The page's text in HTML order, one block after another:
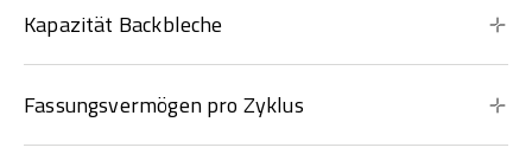
Kapazität Backbleche
Fassungsvermögen pro Zyklus